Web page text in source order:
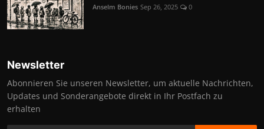
Anselm Bonies Sep 26, 2025 0
Newsletter
Abonnieren Sie unseren Newsletter, um aktuelle Nachrichten,
Updates und Sonderangebote direkt in Ihr Postfach zu
erhalten